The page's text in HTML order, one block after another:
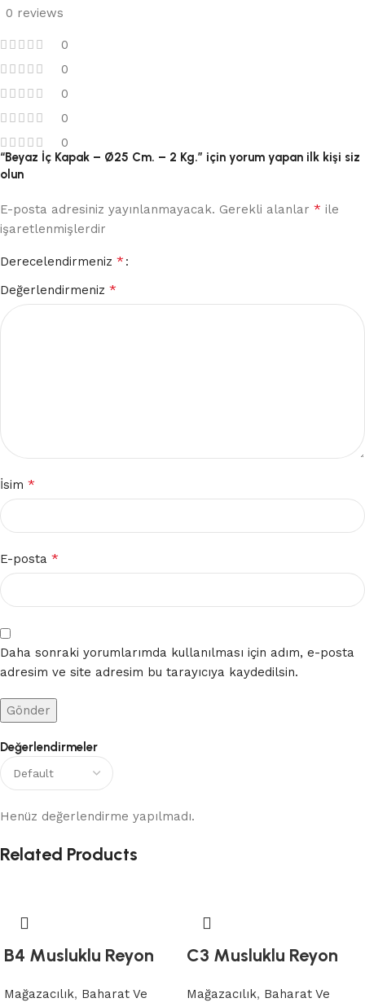
0 reviews
0
0
0
0
0
Değerlendirmeler
Henüz değerlendirme yapılmadı.
“Beyaz İç Kapak – Ø25 Cm. – 2 Kg.” için yorum yapan ilk kişi siz
olun
E-posta adresiniz yayınlanmayacak. Gerekli alanlar * ile
işaretlenmişlerdir
Derecelendirmeniz *
Değerlendirmeniz *
İsim *
E-posta *
Daha sonraki yorumlarımda kullanılması için adım, e-posta
adresim ve site adresim bu tarayıcıya kaydedilsin.
Related Products
B4 Musluklu Reyon
Mağazacılık, Baharat Ve
C3 Musluklu Reyon
Mağazacılık, Baharat Ve